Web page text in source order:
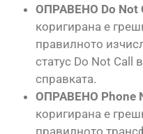
ОПРАВЕНО Do Not
коригирана е
правилното
статус Do Not Call
справката.
ОПРАВЕНО Phone
коригирана е